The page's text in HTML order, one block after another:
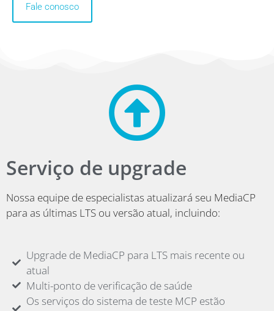
Fale conosco
Serviço de upgrade
Nossa equipe de especialistas atualizará seu MediaCP
para as últimas LTS ou versão atual, incluindo:
Upgrade de MediaCP para LTS mais recente ou
atual
Multi-ponto de verificação de saúde
Os serviços do sistema de teste MCP estão